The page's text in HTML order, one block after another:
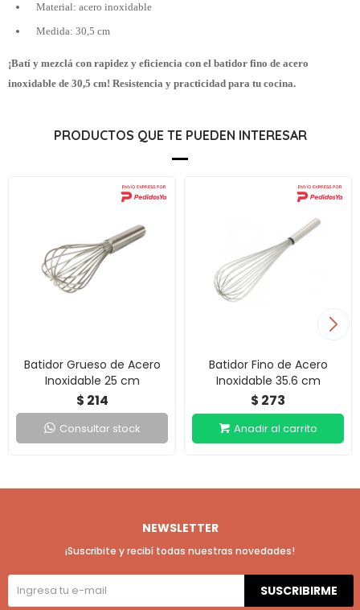
Material: acero inoxidable
Medida: 30,5 cm
¡Batí y mezclá con rapidez y eficiencia con el batidor fino de acero
inoxidable de 30,5 cm! Resistencia y practicidad para tu cocina.
PRODUCTOS QUE TE PUEDEN INTERESAR
Batidor Grueso de Acero
Inoxidable 25 cm
$ 214
Consultar stock
Batidor Fino de Acero
Inoxidable 35.6 cm
$ 273
NEWSLETTER
¡Suscribite y recibí todas nuestras novedades!
SUSCRIBIRME